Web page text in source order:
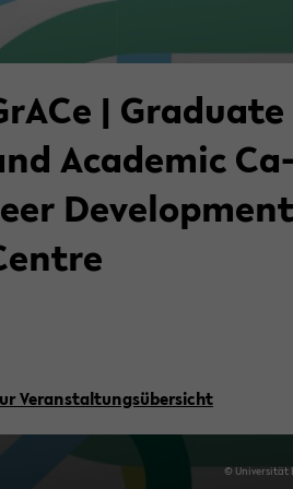
| Gra­dua­te
Aca­de­mic Ca­
De­ve­lo­p­ment
Ver­an­stal­tungs­über­sicht
© Uni­ver­si­tät